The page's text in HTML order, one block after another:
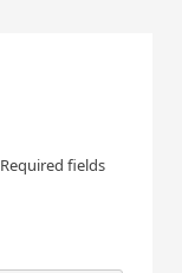
Required fields